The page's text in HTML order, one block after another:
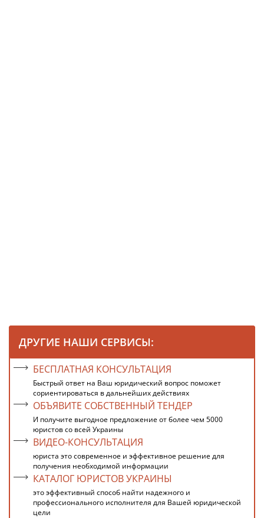
ДРУГИЕ НАШИ СЕРВИСЫ:
БЕСПЛАТНАЯ КОНСУЛЬТАЦИЯ
Быстрый ответ на Ваш юридический вопрос поможет
сориентироваться в дальнейших действиях
ОБЪЯВИТЕ СОБСТВЕННЫЙ ТЕНДЕР
И получите выгодное предложение от более чем 5000
юристов со всей Украины
ВИДЕО-КОНСУЛЬТАЦИЯ
юриста это современное и эффективное решение для
получения необходимой информации
КАТАЛОГ ЮРИСТОВ УКРАИНЫ
это эффективный способ найти надежного и
профессионального исполнителя для Вашей юридической
цели